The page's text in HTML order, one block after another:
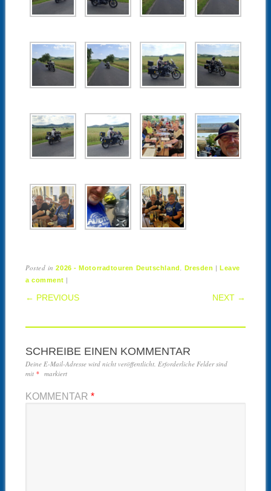
Posted in2026 - Motorradtouren Deutschland Dresden |Leave
a comment |
POST NAVIGATION
← PREVIOUS NEXT →
SCHREIBE EINEN KOMMENTAR
Deine E-Mail-Adresse wird nicht veröffentlicht. Erforderliche Felder sind
mit * markiert
KOMMENTAR *